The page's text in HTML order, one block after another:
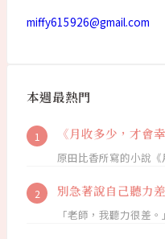
miffy615926@gmail.com
本週最熱門
《月收多少，才會
原田比香所寫的小說
別急著說自己聽力
「老師，我聽力很差